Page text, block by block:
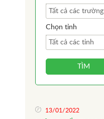
Tất cả các trường
Chọn tỉnh
Tất cả các tỉnh
TÌM
13/01/2022